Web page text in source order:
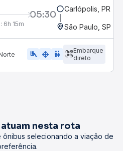
05:30
6h 15m
Carlópolis, PR
São Paulo, SP -
airline_seat_legroom_extra ac_unit wc
Embarque
direto
nesta rota
ônibus selecionando a viação de